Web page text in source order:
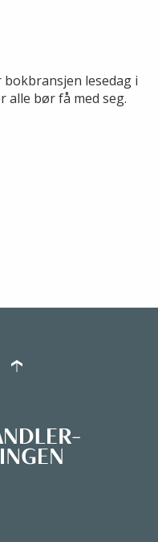
lesedag i
alle bør få med seg.